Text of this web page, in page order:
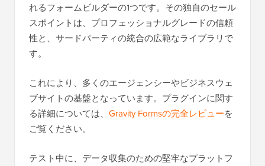
れるフォームビルダーの1つです。その独自のセール
スポイントは、プロフェッショナルグレードの信頼
性と、サードパーティの統合の広範なライブラリで
す。
これにより、多くのエージェンシーやビジネスウェ
ブサイトの基盤となっています。プラグインに関す
る詳細については、 Gravity Formsの完全レビューを
ご覧ください。
テスト中に、データ収集のための堅牢なプラットフ